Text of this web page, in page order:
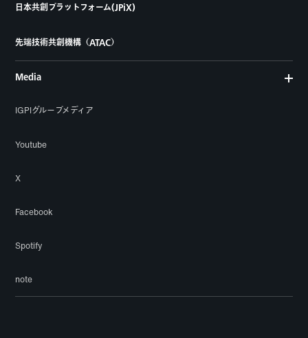
Media
IGPIグループメディア
Youtube
X
Facebook
Spotify
note
日本共創プラットフォーム(JPiX)
先端技術共創機構（ATAC）